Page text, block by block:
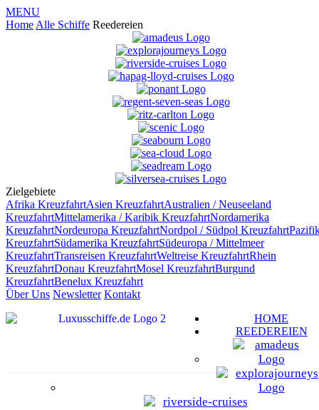
MENU
Home Alle Schiffe Reedereien
Zielgebiete
Afrika KreuzfahrtAsien KreuzfahrtAustralien / Neuseeland
KreuzfahrtMittelamerika / Karibik KreuzfahrtNordamerika
KreuzfahrtNordeuropa KreuzfahrtNordpol / Südpol Kreuzfahrt
KreuzfahrtSüdamerika KreuzfahrtSüdeuropa / Mittelmeer
KreuzfahrtTransreisen KreuzfahrtWeltreise KreuzfahrtRhein
KreuzfahrtDonau KreuzfahrtMosel KreuzfahrtBurgund
KreuzfahrtBenelux Kreuzfahrt
Über Uns Newsletter Kontakt
HOME
REEDEREIEN